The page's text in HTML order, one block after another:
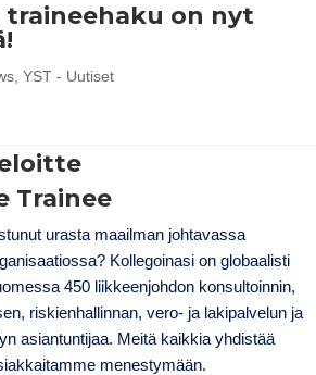
on nyt
, YST - Uutiset
Trainee
urasta maailman johtavassa
Kollegoinasi on globaalisti
450 liikkeenjohdon konsultoinnin,
riskienhallinnan, vero- ja lakipalvelun ja
asiantuntijaa. Meitä kaikkia yhdistää
menestymään.